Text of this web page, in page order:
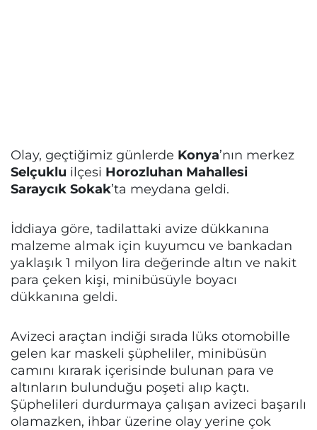
Olay, geçtiğimiz günlerde Konya’nın merkez
Selçuklu ilçesi Horozluhan Mahallesi
Saraycık Sokak’ta meydana geldi.
İddiaya göre, tadilattaki avize dükkanına
malzeme almak için kuyumcu ve bankadan
yaklaşık 1 milyon lira değerinde altın ve nakit
para çeken kişi, minibüsüyle boyacı
dükkanına geldi.
Avizeci araçtan indiği sırada lüks otomobille
gelen kar maskeli şüpheliler, minibüsün
camını kırarak içerisinde bulunan para ve
altınların bulunduğu poşeti alıp kaçtı.
Şüphelileri durdurmaya çalışan avizeci başarılı
olamazken, ihbar üzerine olay yerine çok